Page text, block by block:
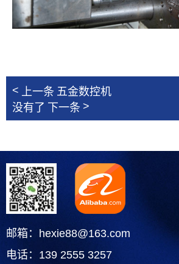
< 上一条 五金数控机
没有了
下一条 >
邮箱：hexie88@163.com
电话：139 2555 3257